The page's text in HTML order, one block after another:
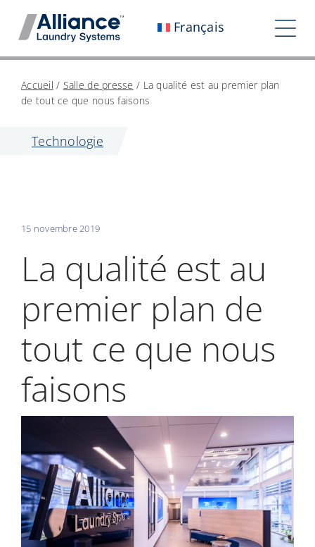
Français
Travaillez avec nous
Notre impact
Investisseurs
Contactez-nous
My Alliance
Accueil / Salle de presse / La qualité est au premier plan
de tout ce que nous faisons
Technologie
15 novembre 2019
La qualité est au
premier plan de
tout ce que nous
faisons